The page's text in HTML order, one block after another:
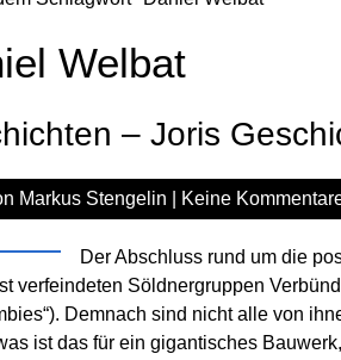
Welbat
– Joris
Markus Stengelin Keine
Der Abschluss rund um die
verfeindeten Söldnergruppen
Demnach sind nicht alle von
ist das für ein gigantisches